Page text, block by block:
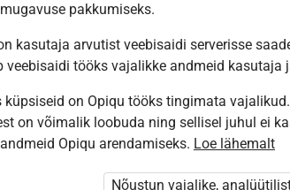
sisse logitud.
„Õpilasfirma tööjuhend õpilasele”
pakkumiseks.
kasutaja arvutist veebisaidi serverisse
veebisaidi tööks vajalikke andmeid kasutaja
küpsiseid on Opiqu tööks tingimata
on võimalik loobuda ning sellisel juhul ei
Opiqu arendamiseks. Loe lähemalt
Nõustun vajalike,